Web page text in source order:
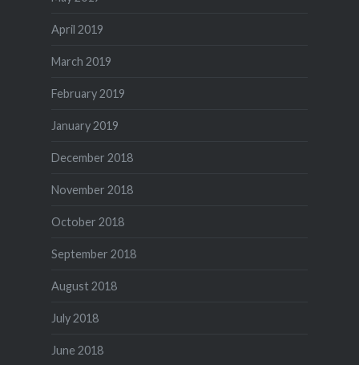
April 2019
March 2019
February 2019
January 2019
December 2018
November 2018
October 2018
September 2018
August 2018
July 2018
June 2018